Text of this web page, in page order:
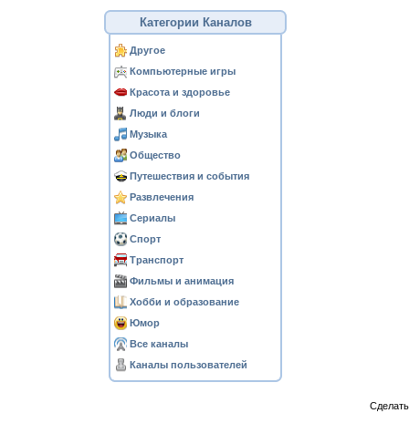
Категории Каналов
Другое
Компьютерные игры
Красота и здоровье
Люди и блоги
Музыка
Общество
Путешествия и события
Развлечения
Сериалы
Спорт
Транспорт
Фильмы и анимация
Хобби и образование
Юмор
Все каналы
Каналы пользователей